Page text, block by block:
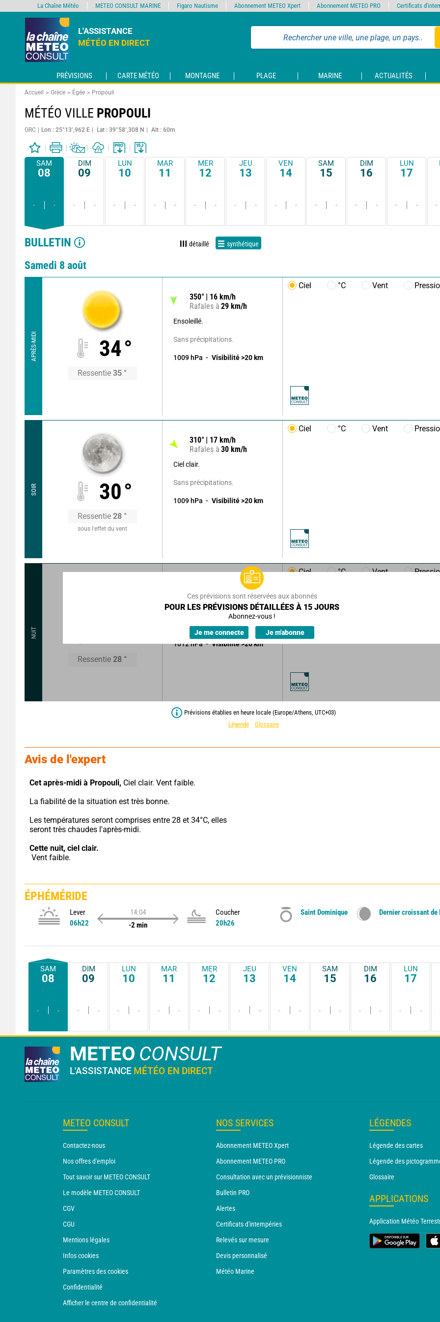
L'ASSISTANCE
MÉTÉO EN DIRECT
PRÉVISIONS CARTE MÉTÉO MONTAGNE PLAGE MARINE ACTUALITÉS
Accueil Grèce Égée Propouli
MÉTÉO VILLE PROPOULI
GRC Lon : 25°13’,962 E Lat : 39°58’,308 N Alt : 60m
SAM
08
- -
DIM
09
- -
LUN
10
- -
MAR
11
- -
MER
12
- -
JEU
13
- -
VEN
14
- -
SAM
15
- -
DIM
16
- -
LUN
17
- - -
BULLETIN détaillé synthétique
Samedi 8 août
APRÈS-MIDI 34°
Ressentie 35 °
350° 16 km/h
Rafales à 29 km/h
Ensoleillé.
Sans précipitations.
1009 hPa Visibilité >20 km
Ciel °C Vent
SOIR 30°
Ressentie 28 °
sous l'effet du vent
310° 17 km/h
Rafales à 30 km/h
Ciel clair.
Sans précipitations.
1009 hPa Visibilité >20 km
Ciel °C Vent
NUIT
Ressentie 28 °
Rafales à23 km/h
Ciel clair.
Sans précipitations.
1012hPa Visibilité>20km
Ciel °C Vent
Ces prévisions sont réservées aux abonnés
POUR LES PRÉVISIONS DÉTAILLÉES À 15 JOURS
Abonnez-vous !
Je me connecte Je m'abonne
Prévisions établies en heure locale (Europe/Athens, UTC+03)
Légende
Glossaire
Avis de l'expert
Cet après-midi à Propouli, Ciel clair. Vent faible.
La fiabilité de la situation est très bonne.
Les températures seront comprises entre 28 et 34°C, elles
seront très chaudes l'après-midi.
Cette nuit, ciel clair.
Vent faible.
ÉPHÉMÉRIDE
Lever
06h22
14:04
-2 min
Coucher
20h26
Saint Dominique Dernier croissant de
SAM
08
- -
DIM
09
- -
LUN
10
- -
MAR
11
- -
MER
12
- -
JEU
13
- -
VEN
14
- -
SAM
15
- -
DIM
16
- -
LUN
17
- -
METEO CONSULT
L'ASSISTANCE MÉTÉO EN DIRECT
METEO CONSULT
Contactez-nous
Nos offres d'emploi
Tout savoir sur METEO CONSULT
Le modèle METEO CONSULT
CGV
CGU
Mentions légales
Infos cookies
Paramètres des cookies
Confidentialité
Afficher le centre de confidentialité
NOS SERVICES
Abonnement METEO Xpert
Abonnement METEO PRO
Consultation avec un prévisionniste
Bulletin PRO
Alertes
Certificats d'intempéries
Relevés sur mesure
Devis personnalisé
Météo Marine
LÉGENDES
Légende des cartes
Légende des
Glossaire
APPLICATIONS
Application Météo
La Chaîne Météo METEO CONSULT MARINE Figaro Nautisme Abonnement METEO Xpert Abonnement METEO PRO Certificats